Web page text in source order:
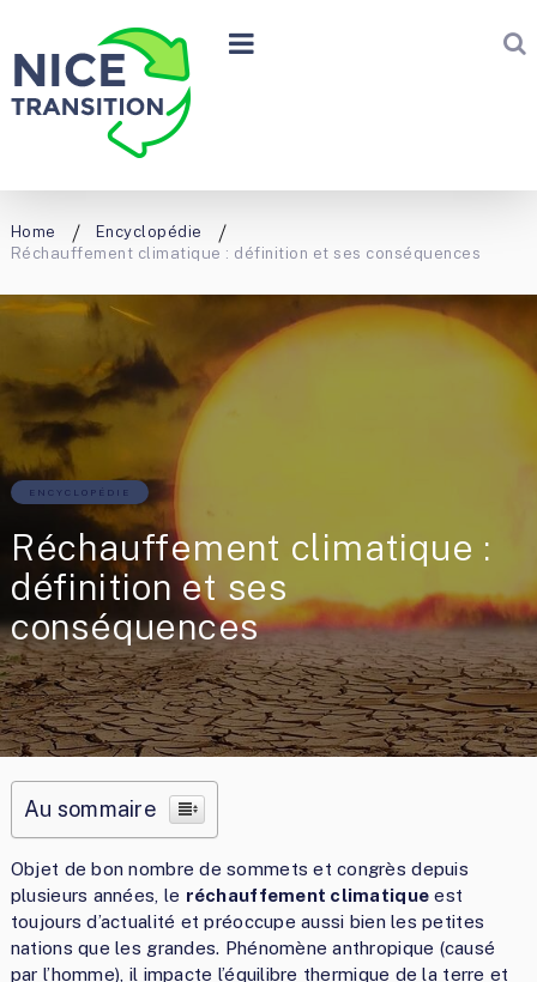
Home
Encyclopédie
Réchauffement climatique : définition et ses conséquences
ENCYCLOPÉDIE
Réchauffement climatique :
définition et ses
conséquences
Au sommaire
Objet de bon nombre de sommets et congrès depuis
plusieurs années, le réchauffement climatique est
toujours d’actualité et préoccupe aussi bien les petites
nations que les grandes. Phénomène anthropique (causé
par l’homme), il impacte l’équilibre thermique de la terre et